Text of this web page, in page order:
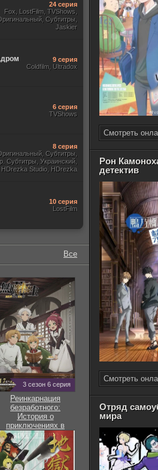
Смотреть
Рон
детектив
Смотреть
Отряд
мира
24 серия
Fox, LostFilm, TVShows,
Субтитры,
Jaskier
9 серия
Coldfilm, Ultradox
6 серия
TVShows
8 серия
Субтитры,
Субтитры, Украинский,
HDrezka Studio, HDrezka
10 серия
LostFilm
Все
3 сезон 6 серия
Реинкарнация
безработного:
История о
приключениях в
другом мире